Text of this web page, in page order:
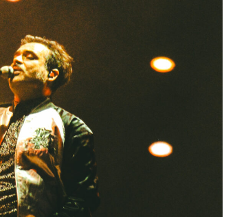
Levi’s® presenta a Belinda
como su nueva
embajadora para
Latinoamérica
Edwin Jimenez Julio 13, 2026